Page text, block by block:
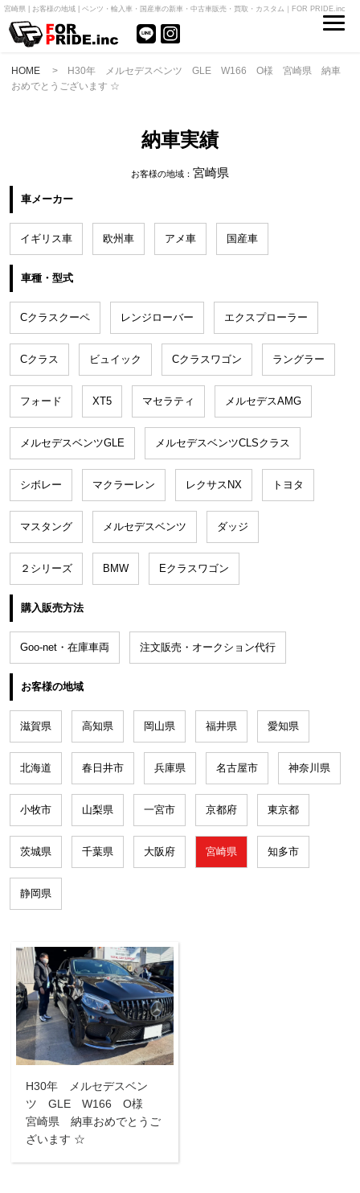
宮崎県 | お客様の地域 | ベンツ・輸入車・国産車の新車・中古車販売・買取・カスタム｜FOR PRIDE.inc
HOME > H30年 メルセデスベンツ GLE W166 O様 宮崎県 納車
おめでとうございます ☆
納車実績
お客様の地域： 宮崎県
車メーカー
イギリス車 欧州車 アメ車 国産車
車種・型式
Cクラスクーペ レンジローバー エクスプローラー
Cクラス ビュイック Cクラスワゴン ラングラー
フォード XT5 マセラティ メルセデスAMG
メルセデスベンツGLE メルセデスベンツCLSクラス
シボレー マクラーレン レクサスNX トヨタ
マスタング メルセデスベンツ ダッジ
２シリーズ BMW Eクラスワゴン
購入販売方法
Goo-net・在庫車両 注文販売・オークション代行
お客様の地域
滋賀県 高知県 岡山県 福井県 愛知県
北海道 春日井市 兵庫県 名古屋市 神奈川県
小牧市 山梨県 一宮市 京都府 東京都
茨城県 千葉県 大阪府 宮崎県 知多市
静岡県
H30年 メルセデスベン
ツ GLE W166 O様
宮崎県 納車おめでとうご
ざいます ☆